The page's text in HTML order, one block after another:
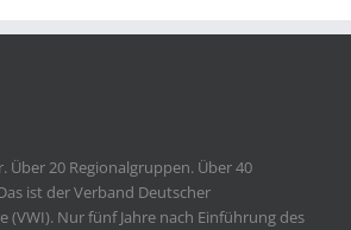
Über 20 Regionalgruppen. Über 40
ist der Verband Deutscher
(VWI). Nur fünf Jahre nach Einführung des